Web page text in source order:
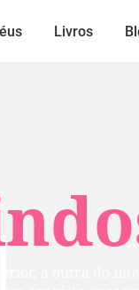
Livros